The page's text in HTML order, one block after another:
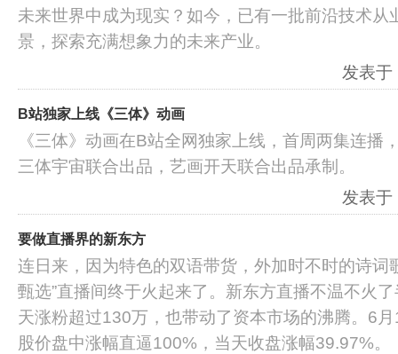
未来世界中成为现实？如今，已有一批前沿技术从
景，探索充满想象力的未来产业。
发表
B站独家上线《三体》动画
《三体》动画在B站全网独家上线，首周两集连播
三体宇宙联合出品，艺画开天联合出品承制。
发表
要做直播界的新东方
连日来，因为特色的双语带货，外加时不时的诗词
甄选”直播间终于火起来了。新东方直播不温不火
天涨粉超过130万，也带动了资本市场的沸腾。6
股价盘中涨幅直逼100%，当天收盘涨幅39.97%。